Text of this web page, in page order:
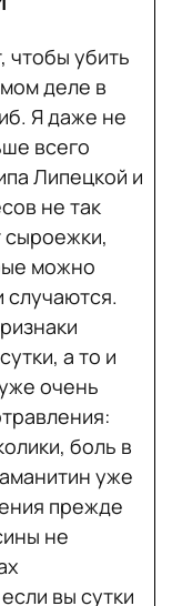
чтобы убить
деле в
Я даже не
всего
Липецкой и
не так
сыроежки,
можно
случаются.
а то и
очень
боль в
уже
прежде
не
вы сутки